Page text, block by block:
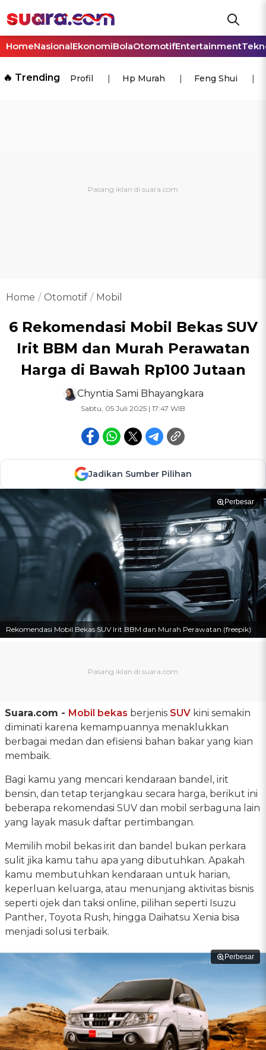
HomeNasionalEkonomiBolaOtomotifEntertainment
🔥 Trending Profil Hp Murah Feng Shui
Home Otomotif Mobil
6 Rekomendasi Mobil Bekas SUV
Irit BBM dan Murah Perawatan
Harga di Bawah Rp100 Jutaan
Chyntia Sami Bhayangkara
Sabtu, 05 Juli 2025 | 17:47 WIB
Jadikan Sumber Pilihan
Perbesar
Rekomendasi Mobil Bekas SUV Irit BBM dan Murah Perawatan (freepik)
Suara.com - Mobil bekas berjenis SUV kini semakin
diminati karena kemampuannya menaklukkan
berbagai medan dan efisiensi bahan bakar yang kian
membaik.
Bagi kamu yang mencari kendaraan bandel, irit
bensin, dan tetap terjangkau secara harga, berikut ini
beberapa rekomendasi SUV dan mobil serbaguna lain
yang layak masuk daftar pertimbangan.
Memilih mobil bekas irit dan bandel bukan perkara
sulit jika kamu tahu apa yang dibutuhkan. Apakah
kamu membutuhkan kendaraan untuk harian,
keperluan keluarga, atau menunjang aktivitas bisnis
seperti ojek dan taksi online, pilihan seperti Isuzu
Panther, Toyota Rush, hingga Daihatsu Xenia bisa
menjadi solusi terbaik.
Perbesar